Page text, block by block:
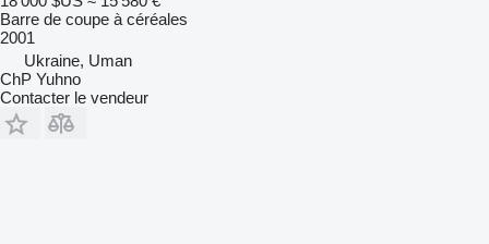
Barre de coupe à céréales
2001
Ukraine, Uman
ChP Yuhno
Contacter le vendeur